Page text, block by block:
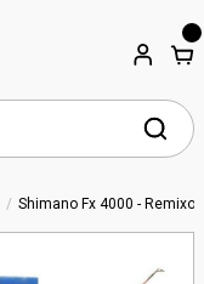
Shimano Fx 4000 -